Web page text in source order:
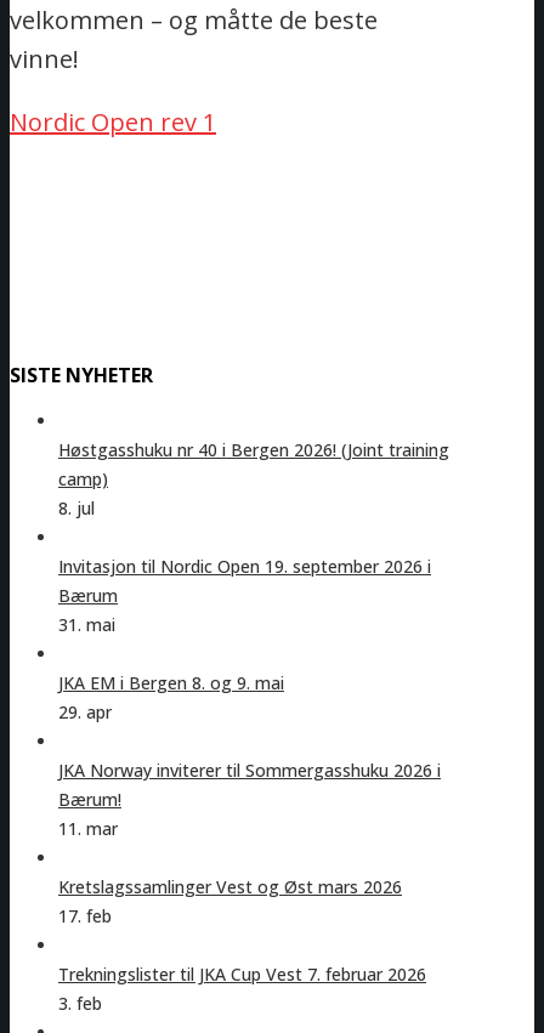
velkommen – og måtte de beste
vinne!
Nordic Open rev 1
SISTE NYHETER
Høstgasshuku nr 40 i Bergen 2026! (Joint training
camp)
8. jul
Invitasjon til Nordic Open 19. september 2026 i
Bærum
31. mai
JKA EM i Bergen 8. og 9. mai
29. apr
JKA Norway inviterer til Sommergasshuku 2026 i
Bærum!
11. mar
Kretslagssamlinger Vest og Øst mars 2026
17. feb
Trekningslister til JKA Cup Vest 7. februar 2026
3. feb